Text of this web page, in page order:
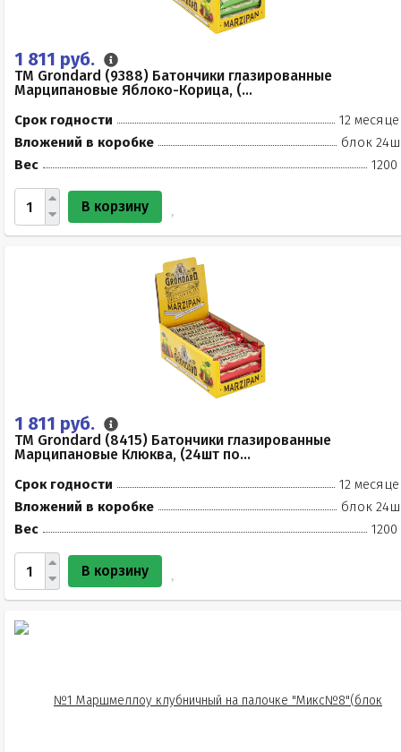
1 811 руб.
TM Grondard (9388) Батончики глазированные
Марципановые Яблоко-Корица, (...
Срок годности
12
Вложений в коробке
блок
Вес
1200
В корзину
1 811 руб.
TM Grondard (8415) Батончики глазированные
Марципановые Клюква, (24шт по...
Срок годности
12
Вложений в коробке
блок
Вес
1200
В корзину